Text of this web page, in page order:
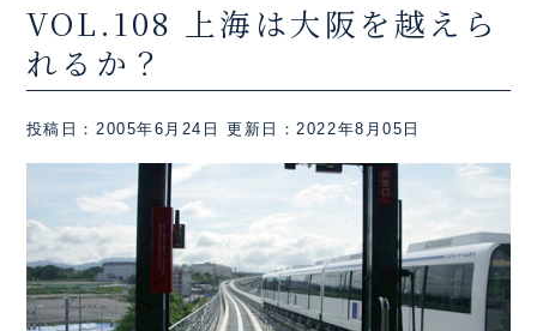
VOL.108 上海は大阪を越えら
れるか？
投稿日：2005年6月24日 更新日：2022年8月05日